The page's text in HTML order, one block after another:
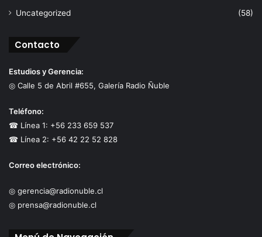
Uncategorized
(58)
Contacto
Estudios y Gerencia:
◎ Calle 5 de Abril #655, Galería Radio Ñuble
Teléfono:
☎ Línea 1: +56 233 659 537
☎ Línea 2: +56 42 22 52 828
Correo electrónico:
◎ gerencia@radionuble.cl
◎ prensa@radionuble.cl